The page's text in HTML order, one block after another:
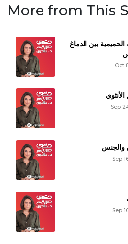
More from This
الحميمية بين الدماغ
Oct
Sep
والجنس
Sep
Sep